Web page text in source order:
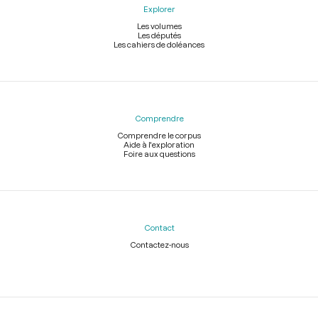
Explorer
Les volumes
Les députés
Les cahiers de doléances
Comprendre
Comprendre le corpus
Aide à l'exploration
Foire aux questions
Contact
Contactez-nous
Légal